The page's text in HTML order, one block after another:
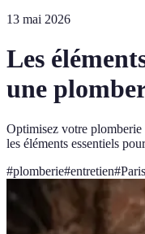
13 mai 2026
Les
une
Optimisez votre plomberie
les éléments essentiels
#plomberie#entretien#Paris